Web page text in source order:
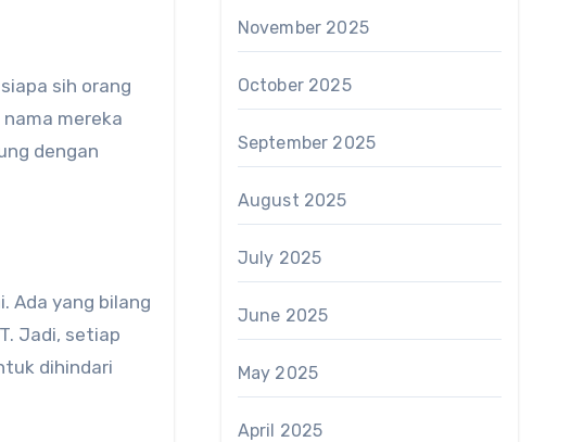
sih orang
mereka
dengan
Ada yang bilang
Jadi, setiap
dihindari
November 2025
October 2025
September 2025
August 2025
July 2025
June 2025
May 2025
April 2025